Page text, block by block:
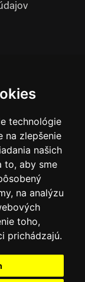
technológie
na zlepšenie
našich
to, aby sme
na analýzu
toho,
prichádzajú.
vyhradené.
nesmie byť
súhlasu
výrobkov
známkami